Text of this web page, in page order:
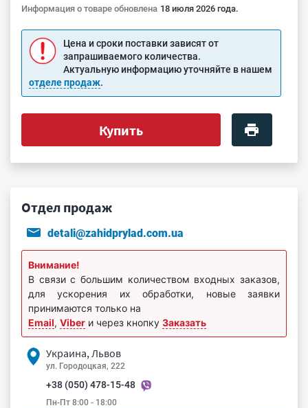
Информация о товаре обновлена 18 июля 2026 года.
Цена и сроки поставки зависят от
запрашиваемого количества.
Актуальную информацию уточняйте в нашем
отделе продаж.
Купить
Отдел продаж
detali@zahidprylad.com.ua
Внимание!
В связи с большим количеством входных заказов,
для ускорения их обработки, новые заявки
принимаются только на
Email, Viber и через кнопку Заказать
Украина, Львов
ул. Городоцкая, 222
+38 (050) 478-15-48
Пн-Пт 8:00 - 18:00